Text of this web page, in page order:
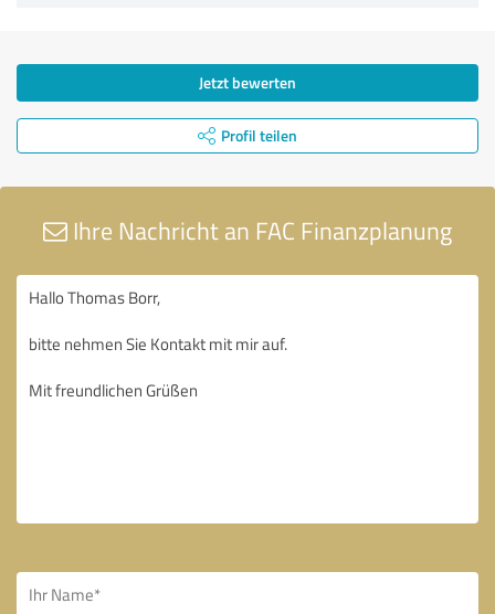
Jetzt bewerten
Profil teilen
Ihre Nachricht an FAC Finanzplanung